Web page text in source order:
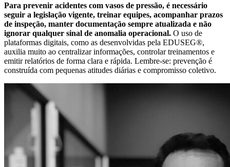
Para prevenir acidentes com vasos de pressão, é necessário
seguir a legislação vigente, treinar equipes, acompanhar prazos
de inspeção, manter documentação sempre atualizada e não
ignorar qualquer sinal de anomalia operacional. O uso de
plataformas digitais, como as desenvolvidas pela EDUSEG®,
auxilia muito ao centralizar informações, controlar treinamentos e
emitir relatórios de forma clara e rápida. Lembre-se: prevenção é
construída com pequenas atitudes diárias e compromisso coletivo.